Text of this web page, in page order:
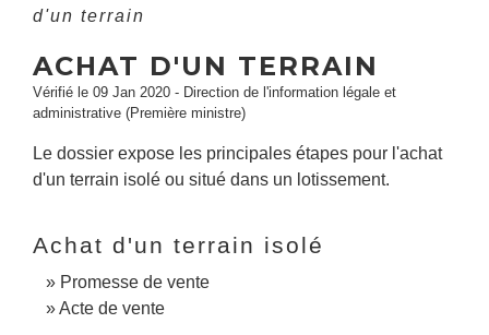
d'un terrain
ACHAT D'UN TERRAIN
Vérifié le 09 Jan 2020 - Direction de l'information légale et
administrative (Première ministre)
Le dossier expose les principales étapes pour l'achat
d'un terrain isolé ou situé dans un lotissement.
Achat d'un terrain isolé
Promesse de vente
Acte de vente